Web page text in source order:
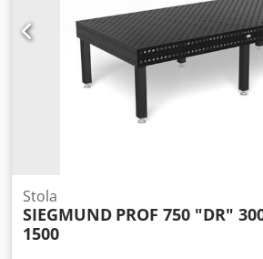
Stola
SIEGMUND PROF 750 "DR"
1500